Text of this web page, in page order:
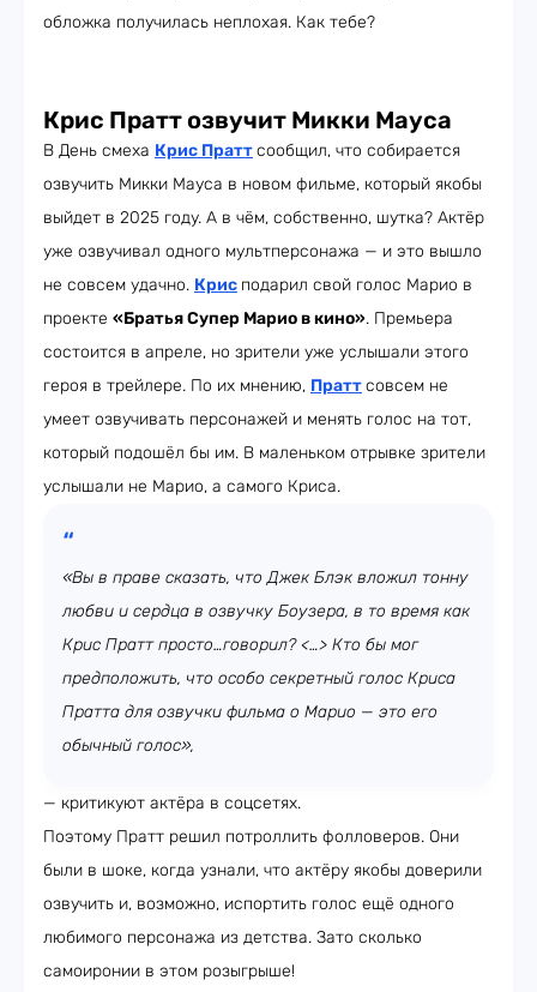
обложка получилась неплохая. Как тебе?
Крис Пратт озвучит Микки Мауса
В День смеха Крис Праттсообщил, что собирается
озвучить Микки Мауса в новом фильме, который якобы
выйдет в 2025 году. А в чём, собственно, шутка? Актёр
уже озвучивал одного мультперсонажа — и это вышло
не совсем удачно. Крис подарил свой голос Марио в
проекте «Братья Супер Марио в кино». Премьера
состоится в апреле, но зрители уже услышали этого
героя в трейлере. По их мнению, Праттсовсем не
умеет озвучивать персонажей и менять голос на тот,
который подошёл бы им. В маленьком отрывке зрители
услышали не Марио, а самого Криса.
«Вы в праве сказать, что Джек Блэк вложил тонну
любви и сердца в озвучку Боузера, в то время как
Крис Пратт просто…говорил? <…> Кто бы мог
предположить, что особо секретный голос Криса
Пратта для озвучки фильма о Марио — это его
обычный голос»,
— критикуют актёра в соцсетях.
Поэтому Пратт решил потроллить фолловеров. Они
были в шоке, когда узнали, что актёру якобы доверили
озвучить и, возможно, испортить голос ещё одного
любимого персонажа из детства. Зато сколько
самоиронии в этом розыгрыше!